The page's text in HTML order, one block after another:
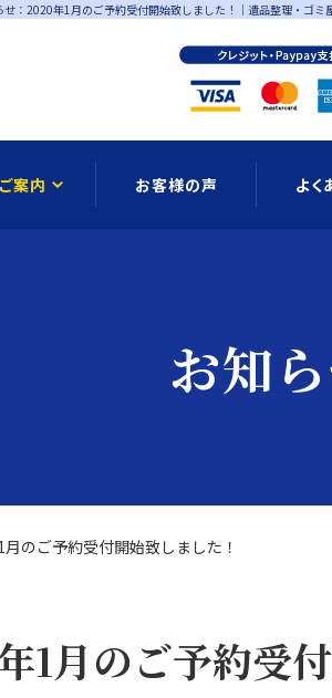
：2020年1月のご予約受付開始致しました！ ｜遺品整理・ゴ
案内 お客様の声 よく
お知
のご予約受付開始致しました！
1月のご予約受